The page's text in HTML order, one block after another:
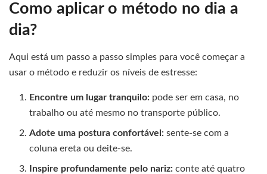
Como aplicar o método no dia a
dia?
Aqui está um passo a passo simples para você começar a
usar o método e reduzir os níveis de estresse:
Encontre um lugar tranquilo: pode ser em casa, no
trabalho ou até mesmo no transporte público.
Adote uma postura confortável: sente-se com a
coluna ereta ou deite-se.
Inspire profundamente pelo nariz: conte até quatro